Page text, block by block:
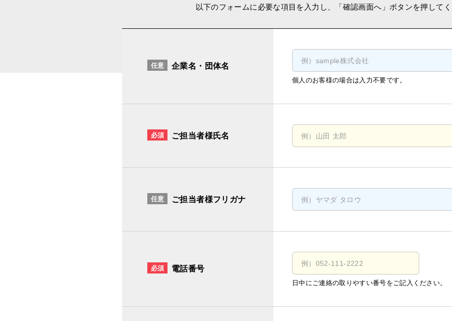
以下のフォームに必要な項目を入力し、 「確認画面へ」ボタンを押して
任意 企業名・団体名
個人のお客様の場合は入力不要です。
必須 ご担当者様氏名
任意 ご担当者様フリガナ
必須 電話番号
日中にご連絡の取りやすい番号をご記入ください。